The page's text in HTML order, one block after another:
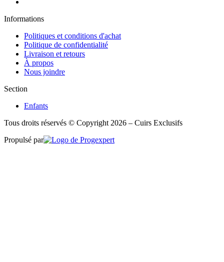
Informations
Politiques et conditions d'achat
Politique de confidentialité
Livraison et retours
À propos
Nous joindre
Section
Enfants
Tous droits réservés © Copyright 2026 – Cuirs Exclusifs
Propulsé par